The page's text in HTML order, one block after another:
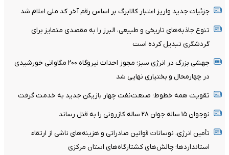
جزئیات جدید واریز اعتبار کالابرگ بر اساس رقم آخر کد ملی اعلام شد
تنوع جاذبه‌های تاریخی و طبیعی، البرز را به مقصدی متمایز برای
گردشگری تبدیل کرده است
جهشی بزرگ در انرژی سبز؛ مجوز احداث نیروگاه ۲۰۰ مگاواتی خورشیدی
در چهارمحال‌ و بختیاری نهایی شد
تقویت همه خطوط؛ صنعت‌نفت چهار بازیکن جدید به خدمت گرفت
نوجوان ۱۵ ساله جوان ۲۸ ساله کازرونی را به قتل رساند
تأمین انرژی، نوسانات قوانین صادراتی و هزینه‌های ناشی از ارتقاء
استانداردها؛ چالش‌های کشتارگاه‌های استان مرکزی